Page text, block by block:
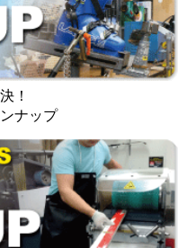
！
ナップ